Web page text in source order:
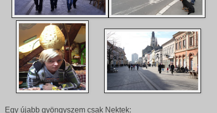
Egy újabb gyöngyszem csak Nektek: